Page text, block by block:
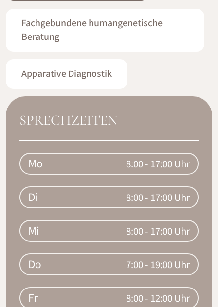
Fachgebundene humangenetische
Beratung
Apparative Diagnostik
SPRECHZEITEN
Mo 8:00 - 17:00 Uhr
Di 8:00 - 17:00 Uhr
Mi 8:00 - 17:00 Uhr
Do 7:00 - 19:00 Uhr
Fr 8:00 - 12:00 Uhr